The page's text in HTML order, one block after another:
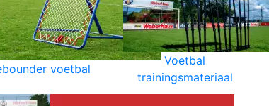
voetbal
Voetbal
trainingsmateriaal